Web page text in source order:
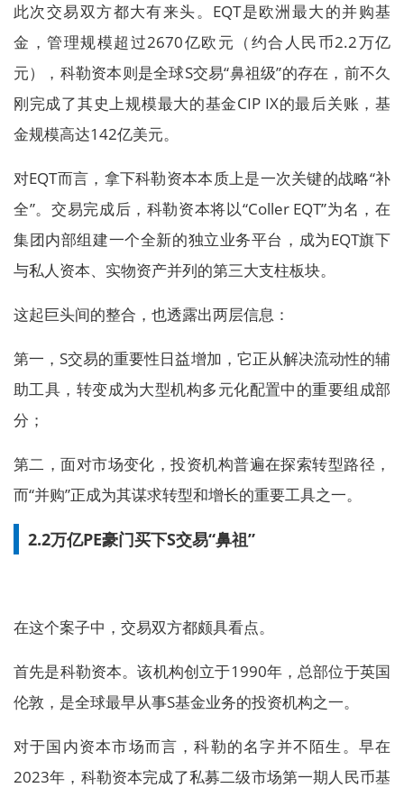
此次交易双方都大有来头。EQT是欧洲最大的并购基
金，管理规模超过2670亿欧元（约合人民币2.2万亿
元），科勒资本则是全球S交易“鼻祖级”的存在，前不久
刚完成了其史上规模最大的基金CIP IX的最后关账，基
金规模高达142亿美元。
对EQT而言，拿下科勒资本本质上是一次关键的战略“补
全”。交易完成后，科勒资本将以“Coller EQT”为名，在
集团内部组建一个全新的独立业务平台，成为EQT旗下
与私人资本、实物资产并列的第三大支柱板块。
这起巨头间的整合，也透露出两层信息：
第一，S交易的重要性日益增加，它正从解决流动性的辅
助工具，转变成为大型机构多元化配置中的重要组成部
分；
第二，面对市场变化，投资机构普遍在探索转型路径，
而“并购”正成为其谋求转型和增长的重要工具之一。
2.2万亿PE豪门买下S交易“鼻祖”
在这个案子中，交易双方都颇具看点。
首先是科勒资本。该机构创立于1990年，总部位于英国
伦敦，是全球最早从事S基金业务的投资机构之一。
对于国内资本市场而言，科勒的名字并不陌生。早在
2023年，科勒资本完成了私募二级市场第一期人民币基